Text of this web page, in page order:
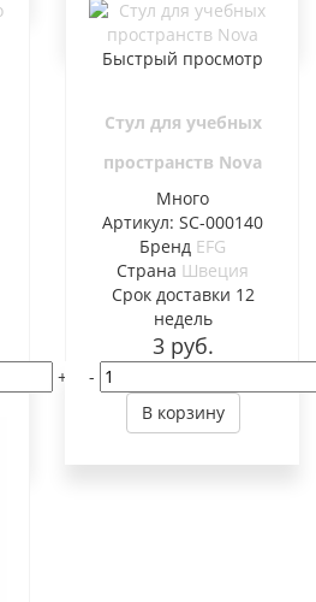
+
Быстрый просмотр
Стул для учебных
пространств Nova
Много
Артикул: SC-000140
Бренд EFG
Страна Швеция
Cрок доставки 12
недель
3руб.
-
В корзину